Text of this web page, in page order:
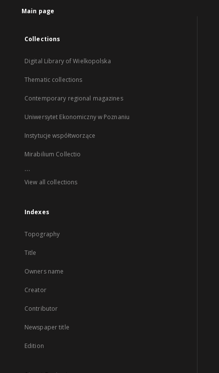
Main page
Collections
Digital Library of Wielkopolska
Thematic collections
Contemporary regional magazines
Uniwersytet Ekonomiczny w Poznaniu
Instytucje współtworzące
Mirabilium Collectio
...
View all collections
Indexes
Topography
Title
Owners name
Creator
Contributor
Newspaper title
Edition